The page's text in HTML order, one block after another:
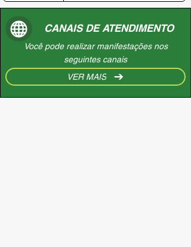
CANAIS DE ATENDIMENTO
Você pode realizar manifestações nos
seguintes canais
VER MAIS